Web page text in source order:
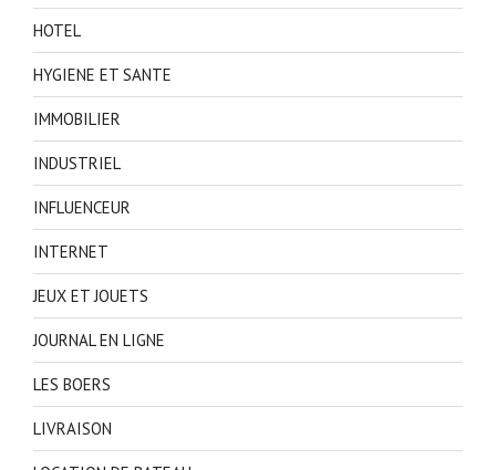
HOTEL
HYGIENE ET SANTE
IMMOBILIER
INDUSTRIEL
INFLUENCEUR
INTERNET
JEUX ET JOUETS
JOURNAL EN LIGNE
LES BOERS
LIVRAISON